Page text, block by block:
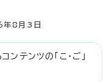
8月3日
テンツの「こ・ご」